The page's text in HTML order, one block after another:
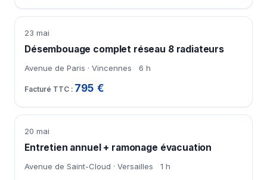
23 mai
Désembouage complet réseau 8 radiateurs
Avenue de Paris · Vincennes 6 h
795 €
20 mai
Entretien annuel + ramonage évacuation
Avenue de Saint-Cloud · Versailles 1 h